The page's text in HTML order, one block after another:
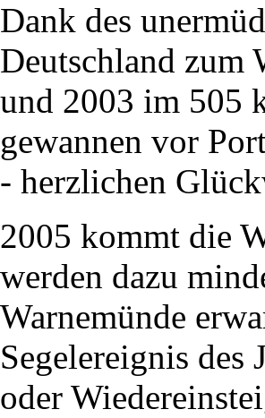
Dank des
Deutschland zum
und 2003 im 505
gewannen vor
- herzlichen
2005 kommt die
werden dazu
Warnemünde
Segelereignis des
oder